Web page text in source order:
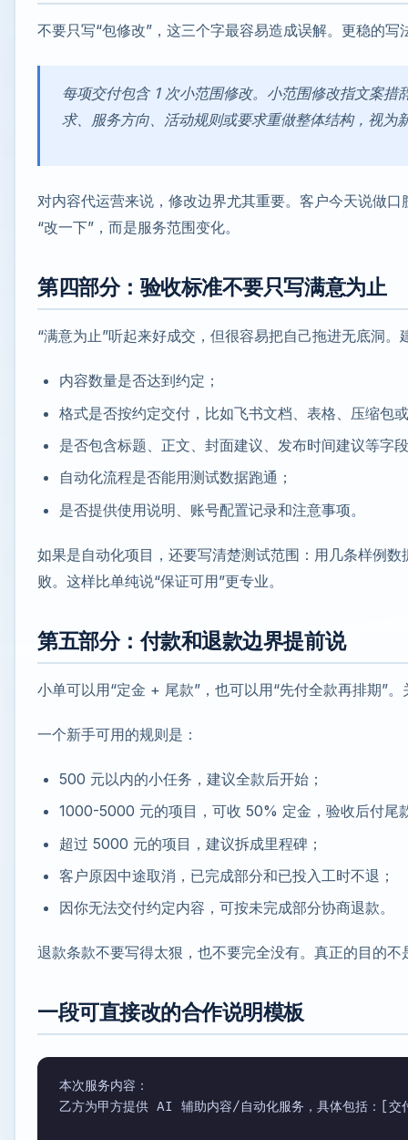
不要只写“包修改”，这三个字最容易造成误解。更稳的写
每项交付包含 1 次小范围修改。小范围修改指文案
求、服务方向、活动规则或要求重做整体结构，视为
对内容代运营来说，修改边界尤其重要。客户今天说做
“改一下”，而是服务范围变化。
第四部分：验收标准不要只写满意为止
“满意为止”听起来好成交，但很容易把自己拖进无底洞
内容数量是否达到约定；
格式是否按约定交付，比如飞书文档、表格、压缩包
是否包含标题、正文、封面建议、发布时间建议等字
自动化流程是否能用测试数据跑通；
是否提供使用说明、账号配置记录和注意事项。
如果是自动化项目，还要写清楚测试范围：用几条样例
败。这样比单纯说“保证可用”更专业。
第五部分：付款和退款边界提前说
小单可以用“定金 + 尾款”，也可以用“先付全款再排期”
一个新手可用的规则是：
500 元以内的小任务，建议全款后开始；
1000-5000 元的项目，可收 50% 定金，验收后付尾
超过 5000 元的项目，建议拆成里程碑；
客户原因中途取消，已完成部分和已投入工时不退；
因你无法交付约定内容，可按未完成部分协商退款。
退款条款不要写得太狠，也不要完全没有。真正的目的
一段可直接改的合作说明模板
本次服务内容：
乙方为甲方提供 AI 辅助内容/自动化服务，具体包括：[交